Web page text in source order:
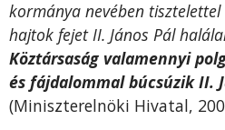
kormánya nevében
hajtok fejet II. János Pál
Köztársaság valamennyi
és fájdalommal búcsúzik II.
(Miniszterelnöki Hivatal,